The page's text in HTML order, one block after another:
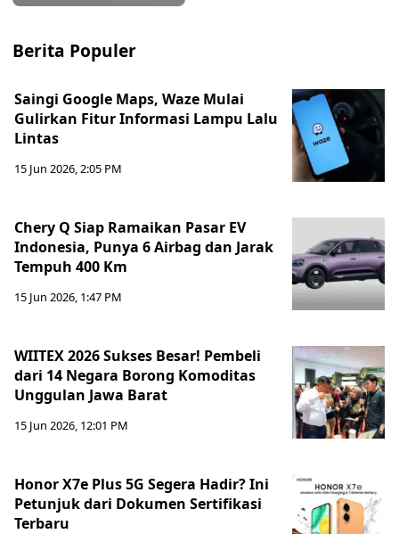
Berita Populer
Saingi Google Maps, Waze Mulai
Gulirkan Fitur Informasi Lampu Lalu
Lintas
15 Jun 2026, 2:05 PM
Chery Q Siap Ramaikan Pasar EV
Indonesia, Punya 6 Airbag dan Jarak
Tempuh 400 Km
15 Jun 2026, 1:47 PM
WIITEX 2026 Sukses Besar! Pembeli
dari 14 Negara Borong Komoditas
Unggulan Jawa Barat
15 Jun 2026, 12:01 PM
Honor X7e Plus 5G Segera Hadir? Ini
Petunjuk dari Dokumen Sertifikasi
Terbaru